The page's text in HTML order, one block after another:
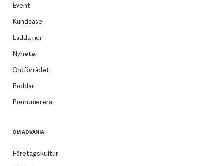
Event
Kundcase
Ladda ner
Nyheter
Ordförrådet
Poddar
Prenumerera
OM ADVANIA
Företagskultur